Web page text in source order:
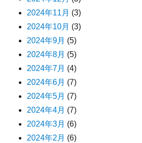
2024年11月 (3)
2024年10月 (3)
2024年9月 (5)
2024年8月 (5)
2024年7月 (4)
2024年6月 (7)
2024年5月 (7)
2024年4月 (7)
2024年3月 (6)
2024年2月 (6)